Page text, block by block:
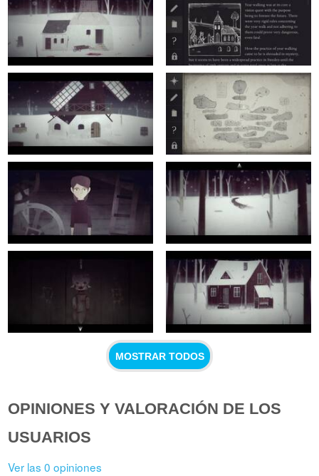
MOSTRAR TODOS
OPINIONES Y VALORACIÓN DE LOS
USUARIOS
Ver las 0 opiniones